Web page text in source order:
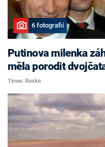
6 fotografií
Putinova milenka
měla porodit
Téma: Rusko